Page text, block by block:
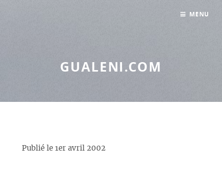
GUALENI.COM
Publié le 1er avril 2002
MENU